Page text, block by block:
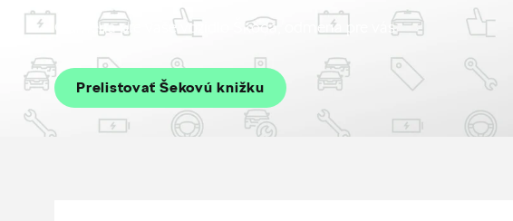
Odmena pre vaše vozidlo Škoda, odmena pre vás
Prelistovať Šekovú knižku